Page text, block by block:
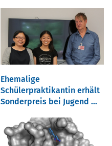
Ehemalige
Schülerpraktikantin erhält
Sonderpreis bei Jugend ...